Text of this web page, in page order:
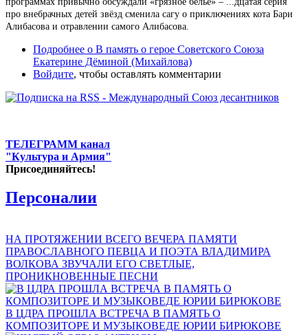
про внебрачных детей звёзд сменила сагу о приключениях кота Бари
Алибасова и отравлении самого Алибасова.
Подробнее о В память о герое Советского Союза
Екатерине Дёминой (Михайлова)
Войдите, чтобы оставлять комментарии
ТЕЛЕГРАММ канал
"Культура и Армия"
Присоединяйтесь!
Персоналии
НА ПРОТЯЖЕНИИ ВСЕГО ВЕЧЕРА ПАМЯТИ
ПРАВОСЛАВНОГО ПЕВЦА И ПОЭТА ВЛАДИМИРА
ВОЛКОВА ЗВУЧАЛИ ЕГО СВЕТЛЫЕ,
ПРОНИКНОВЕННЫЕ ПЕСНИ
В ЦДРА ПРОШЛА ВСТРЕЧА В ПАМЯТЬ О
КОМПОЗИТОРЕ И МУЗЫКОВЕДЕ ЮРИИ БИРЮКОВЕ